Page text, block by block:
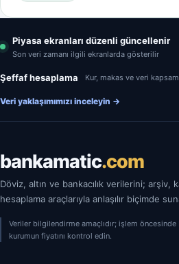
Piyasa ekranları düzenli güncellenir
Son veri zamanı ilgili ekranlarda gösterilir
Şeffaf hesaplama Kur, makas ve veri
Veri yaklaşımımızı inceleyin →
bankamatic.com
Döviz, altın ve bankacılık verilerini; arşiv,
hesaplama araçlarıyla anlaşılır biçimde
Veriler bilgilendirme amaçlıdır; işlem öncesinde
kurumun fiyatını kontrol edin.